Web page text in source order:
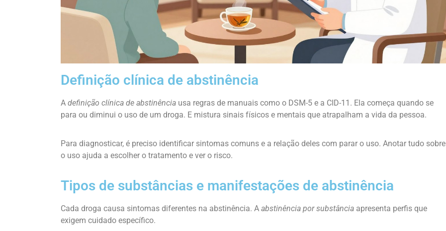
Definição clínica de abstinência
A definição clínica de abstinência usa regras de manuais como o DSM-5 e a CID-11. Ela começa quando se
para ou diminui o uso de um droga. E mistura sinais físicos e mentais que atrapalham a vida da pessoa.
Para diagnosticar, é preciso identificar sintomas comuns e a relação deles com parar o uso. Anotar tudo sobre
o uso ajuda a escolher o tratamento e ver o risco.
Tipos de substâncias e manifestações de abstinência
Cada droga causa sintomas diferentes na abstinência. A abstinência por substância apresenta perfis que
exigem cuidado específico.